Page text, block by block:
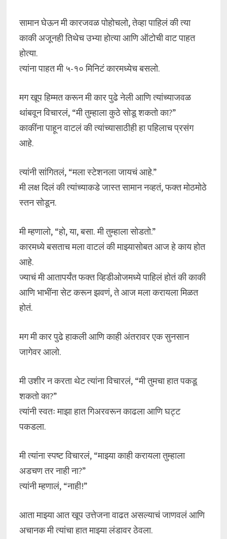
सामान घेऊन मी कारजवळ पोहोचलो, तेव्हा पाहिलं की त्या
काकी अजूनही तिथेच उभ्या होत्या आणि ऑटोची वाट पाहत
होत्या.
त्यांना पाहत मी ५-१० मिनिटं कारमध्येच बसलो.
मग खूप हिम्मत करून मी कार पुढे नेली आणि त्यांच्याजवळ
थांबवून विचारलं, “मी तुम्हाला कुठे सोडू शकतो का?”
काकींना पाहून वाटलं की त्यांच्यासाठीही हा पहिलाच प्रसंग
आहे.
त्यांनी सांगितलं, “मला स्टेशनला जायचं आहे.”
मी लक्ष दिलं की त्यांच्याकडे जास्त सामान नव्हतं, फक्त मोठमोठे
स्तन सोडून.
मी म्हणालो, “हो, या, बसा. मी तुम्हाला सोडतो.”
कारमध्ये बसताच मला वाटलं की माझ्यासोबत आज हे काय होत
आहे.
ज्याचं मी आतापर्यंत फक्त व्हिडीओजमध्ये पाहिलं होतं की काकी
आणि भाभींना सेट करून झवणं, ते आज मला करायला मिळत
होतं.
मग मी कार पुढे हाकली आणि काही अंतरावर एक सुनसान
जागेवर आलो.
मी उशीर न करता थेट त्यांना विचारलं, “मी तुमचा हात पकडू
शकतो का?”
त्यांनी स्वतः माझा हात गिअरवरून काढला आणि घट्ट
पकडला.
मी त्यांना स्पष्ट विचारलं, “माझ्या काही करायला तुम्हाला
अडचण तर नाही ना?”
त्यांनी म्हणालं, “नाही!”
आता माझ्या आत खूप उत्तेजना वाढत असल्याचं जाणवलं आणि
अचानक मी त्यांचा हात माझ्या लंडावर ठेवला.